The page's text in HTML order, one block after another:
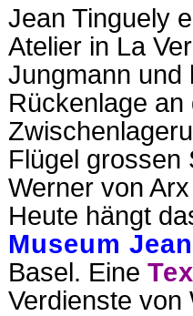
Jean Tinguely
Atelier in La
Jungmann und
Rückenlage
Flügel grossen
Werner von
Heute hängt
Museum
Basel. Eine
Verdienste von